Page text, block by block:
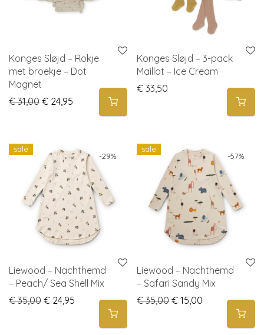
Konges Sløjd – Rokje
met broekje – Dot
Magnet
€31,00 Original price was: € 31,00.
€ 24,95 Current price is: € 24,95.
Konges Sløjd – 3-pack
Maillot – Ice Cream
€ 33,50
-29%
sale
Liewood – Nachthemd
– Peach/ Sea Shell Mix
€35,00 Original price was: € 35,00.
€ 24,95 Current price is: € 24,95.
-57%
sale
Liewood – Nachthemd
– Safari Sandy Mix
€35,00 Original price was: €
€ 15,00 Current price